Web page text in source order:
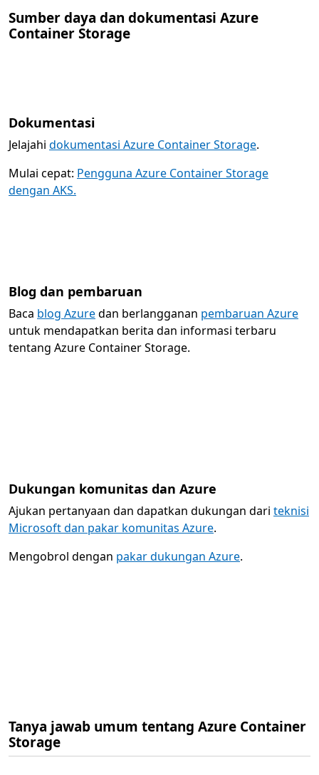
Sumber daya dan dokumentasi Azure
Container Storage
Dokumentasi
Jelajahi dokumentasi Azure Container Storage.
Mulai cepat: Pengguna Azure Container Storage
dengan AKS.
Blog dan pembaruan
Baca blog Azuredan berlangganan pembaruan Azure
untuk mendapatkan berita dan informasi terbaru
tentang Azure Container Storage.
Dukungan komunitas dan Azure
Ajukan pertanyaan dan dapatkan dukungan dari teknisi
Microsoft dan pakar komunitas Azure.
Mengobrol dengan pakar dukungan Azure.
Tanya jawab umum tentang Azure Container
Storage